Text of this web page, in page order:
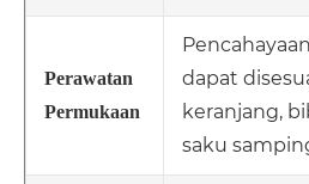
Perawatan
Permukaan
dapat
keranjang,
saku